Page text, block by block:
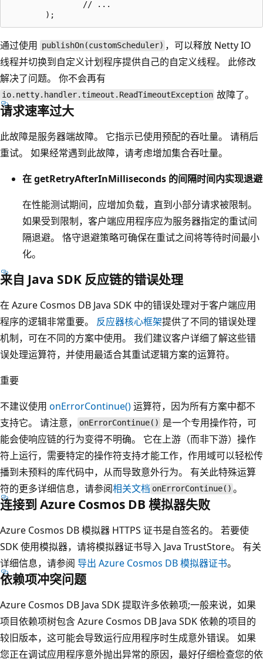
                // ...
通过使用 publishOn(customScheduler) ，可以释放 Netty IO
线程并切换到自定义计划程序提供自己的自定义线程。 此修改
解决了问题。 你不会再有
io.netty.handler.timeout.ReadTimeoutException 故障了。
请求速率过大
此故障是服务器端故障。 它指示已使用预配的吞吐量。 请稍后
重试。 如果经常遇到此故障，请考虑增加集合吞吐量。
在 getRetryAfterInMilliseconds 的间隔时间内实现退避
在性能测试期间，应增加负载，直到小部分请求被限制。
如果受到限制，客户端应用程序应为服务器指定的重试间
隔退避。 恪守退避策略可确保在重试之间将等待时间最小
化。
来自 Java SDK 反应链的错误处理
在 Azure Cosmos DB Java SDK 中的错误处理对于客户端应用
程序的逻辑非常重要。 反应器核心框架提供了不同的错误处理
机制，可在不同的方案中使用。 我们建议客户详细了解这些错
误处理运算符，并使用最适合其重试逻辑方案的运算符。
重要
不建议使用 onErrorContinue()运算符，因为所有方案中都不
支持它。 请注意，
onErrorContinue() 是一个专用操作符，可
能会使响应链的行为变得不明确。 它在上游（而非下游）操作
符上运行，需要特定的操作符支持才能工作，作用域可以轻松传
播到未预料的库代码中，从而导致意外行为。 有关此特殊运算
符的更多详细信息，请参阅相关文档 onErrorContinue() 。
连接到 Azure Cosmos DB 模拟器失败
Azure Cosmos DB 模拟器 HTTPS 证书是自签名的。 若要使
SDK 使用模拟器，请将模拟器证书导入 Java TrustStore。 有关
详细信息，请参阅 导出 Azure Cosmos DB 模拟器证书。
依赖项冲突问题
Azure Cosmos DB Java SDK 提取许多依赖项;一般来说，如果
项目依赖项树包含 Azure Cosmos DB Java SDK 依赖的项目的
较旧版本，这可能会导致运行应用程序时生成意外错误。 如果
您正在调试应用程序意外抛出异常的原因，最好仔细检查您的依